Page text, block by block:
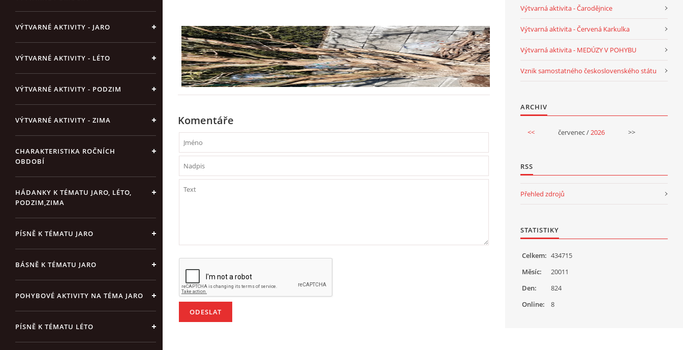
VÝTVARNÉ AKTIVITY - JARO
VÝTVARNÉ AKTIVITY - LÉTO
VÝTVARNÉ AKTIVITY - PODZIM
VÝTVARNÉ AKTIVITY - ZIMA
CHARAKTERISTIKA ROČNÍCH
OBDOBÍ
HÁDANKY K TÉMATU JARO, LÉTO,
PODZIM,ZIMA
PÍSNĚ K TÉMATU JARO
BÁSNĚ K TÉMATU JARO
POHYBOVÉ AKTIVITY NA TÉMA JARO
PÍSNĚ K TÉMATU LÉTO
Komentáře
Výtvarná aktivita - Čarodějnice
Výtvarná aktivita - Červená Karkulka
Výtvarná aktivita - MEDÚZY V POHYBU
Vznik samostatného československého státu
ARCHIV
<< červenec / 2026 >>
RSS
Přehled zdrojů
STATISTIKY
Online: 8
Celkem: 434715
Měsíc:
20011
Den:
824